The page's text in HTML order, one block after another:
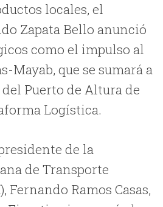
locales, el
Zapata Bello anunció
como el impulso al
Mayab, que se sumará a
Puerto de Altura de
Logística.
de la
de Transporte
Fernando Ramos Casas,